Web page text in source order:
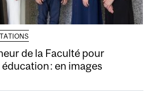
de la Faculté pour
éducation : en images